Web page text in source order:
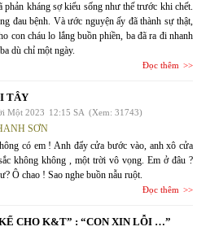
kháng sợ kiểu sống như thế trước khi chết.
đau bệnh. Và ước nguyện ấy đã thành sự thật,
con cháu lo lắng buồn phiền, ba đã ra đi nhanh
dù chỉ một ngày.
Đọc thêm
TÂY
Một 2023 12:15 SA (Xem: 31743)
SƠN
có em ! Anh đẩy cửa bước vào, anh xô cửa
không không , một trời vô vọng. Em ở đâu ?
Ô chao ! Sao nghe buồn nẫu ruột.
Đọc thêm
CHO K&T” : “CON XIN LỖI …”